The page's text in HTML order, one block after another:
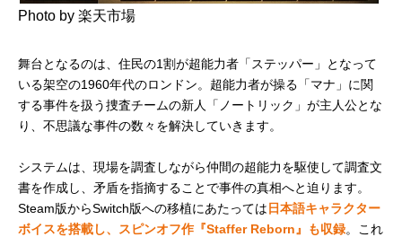
Photo by 楽天市場
舞台となるのは、住民の1割が超能力者「ステッパー」となって
いる架空の1960年代のロンドン。超能力者が操る「マナ」に関
する事件を扱う捜査チームの新人「ノートリック」が主人公とな
り、不思議な事件の数々を解決していきます。
システムは、現場を調査しながら仲間の超能力を駆使して調査文
書を作成し、矛盾を指摘することで事件の真相へと迫ります。
Steam版からSwitch版への移植にあたっては 日本語キャラクター
ボイスを搭載し、スピンオフ作『Staffer Reborn』も収録。これ